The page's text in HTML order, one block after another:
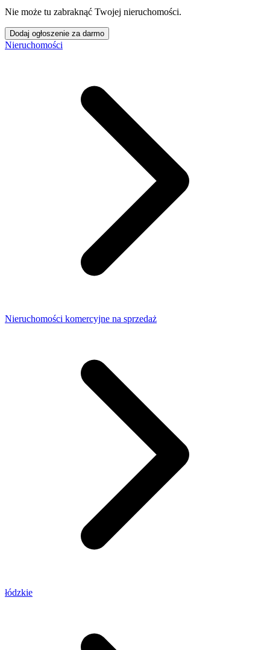
Nie może tu zabraknąć Twojej nieruchomości.
Dodaj ogłoszenie za darmo
Nieruchomości
Nieruchomości komercyjne na sprzedaż
łódzkie